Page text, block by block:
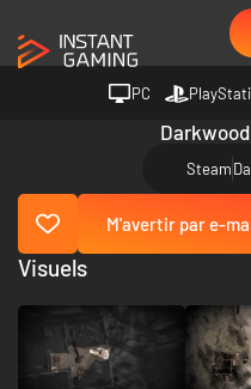
PC
Steam
M'avertir par e-
Visuels